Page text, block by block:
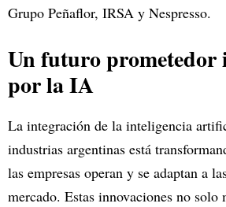
Grupo Peñaflor, IRSA y Nespresso.
Un futuro prometedor
por la IA
La integración de la inteligencia
industrias argentinas está
las empresas operan y se adaptan a
mercado. Estas innovaciones no